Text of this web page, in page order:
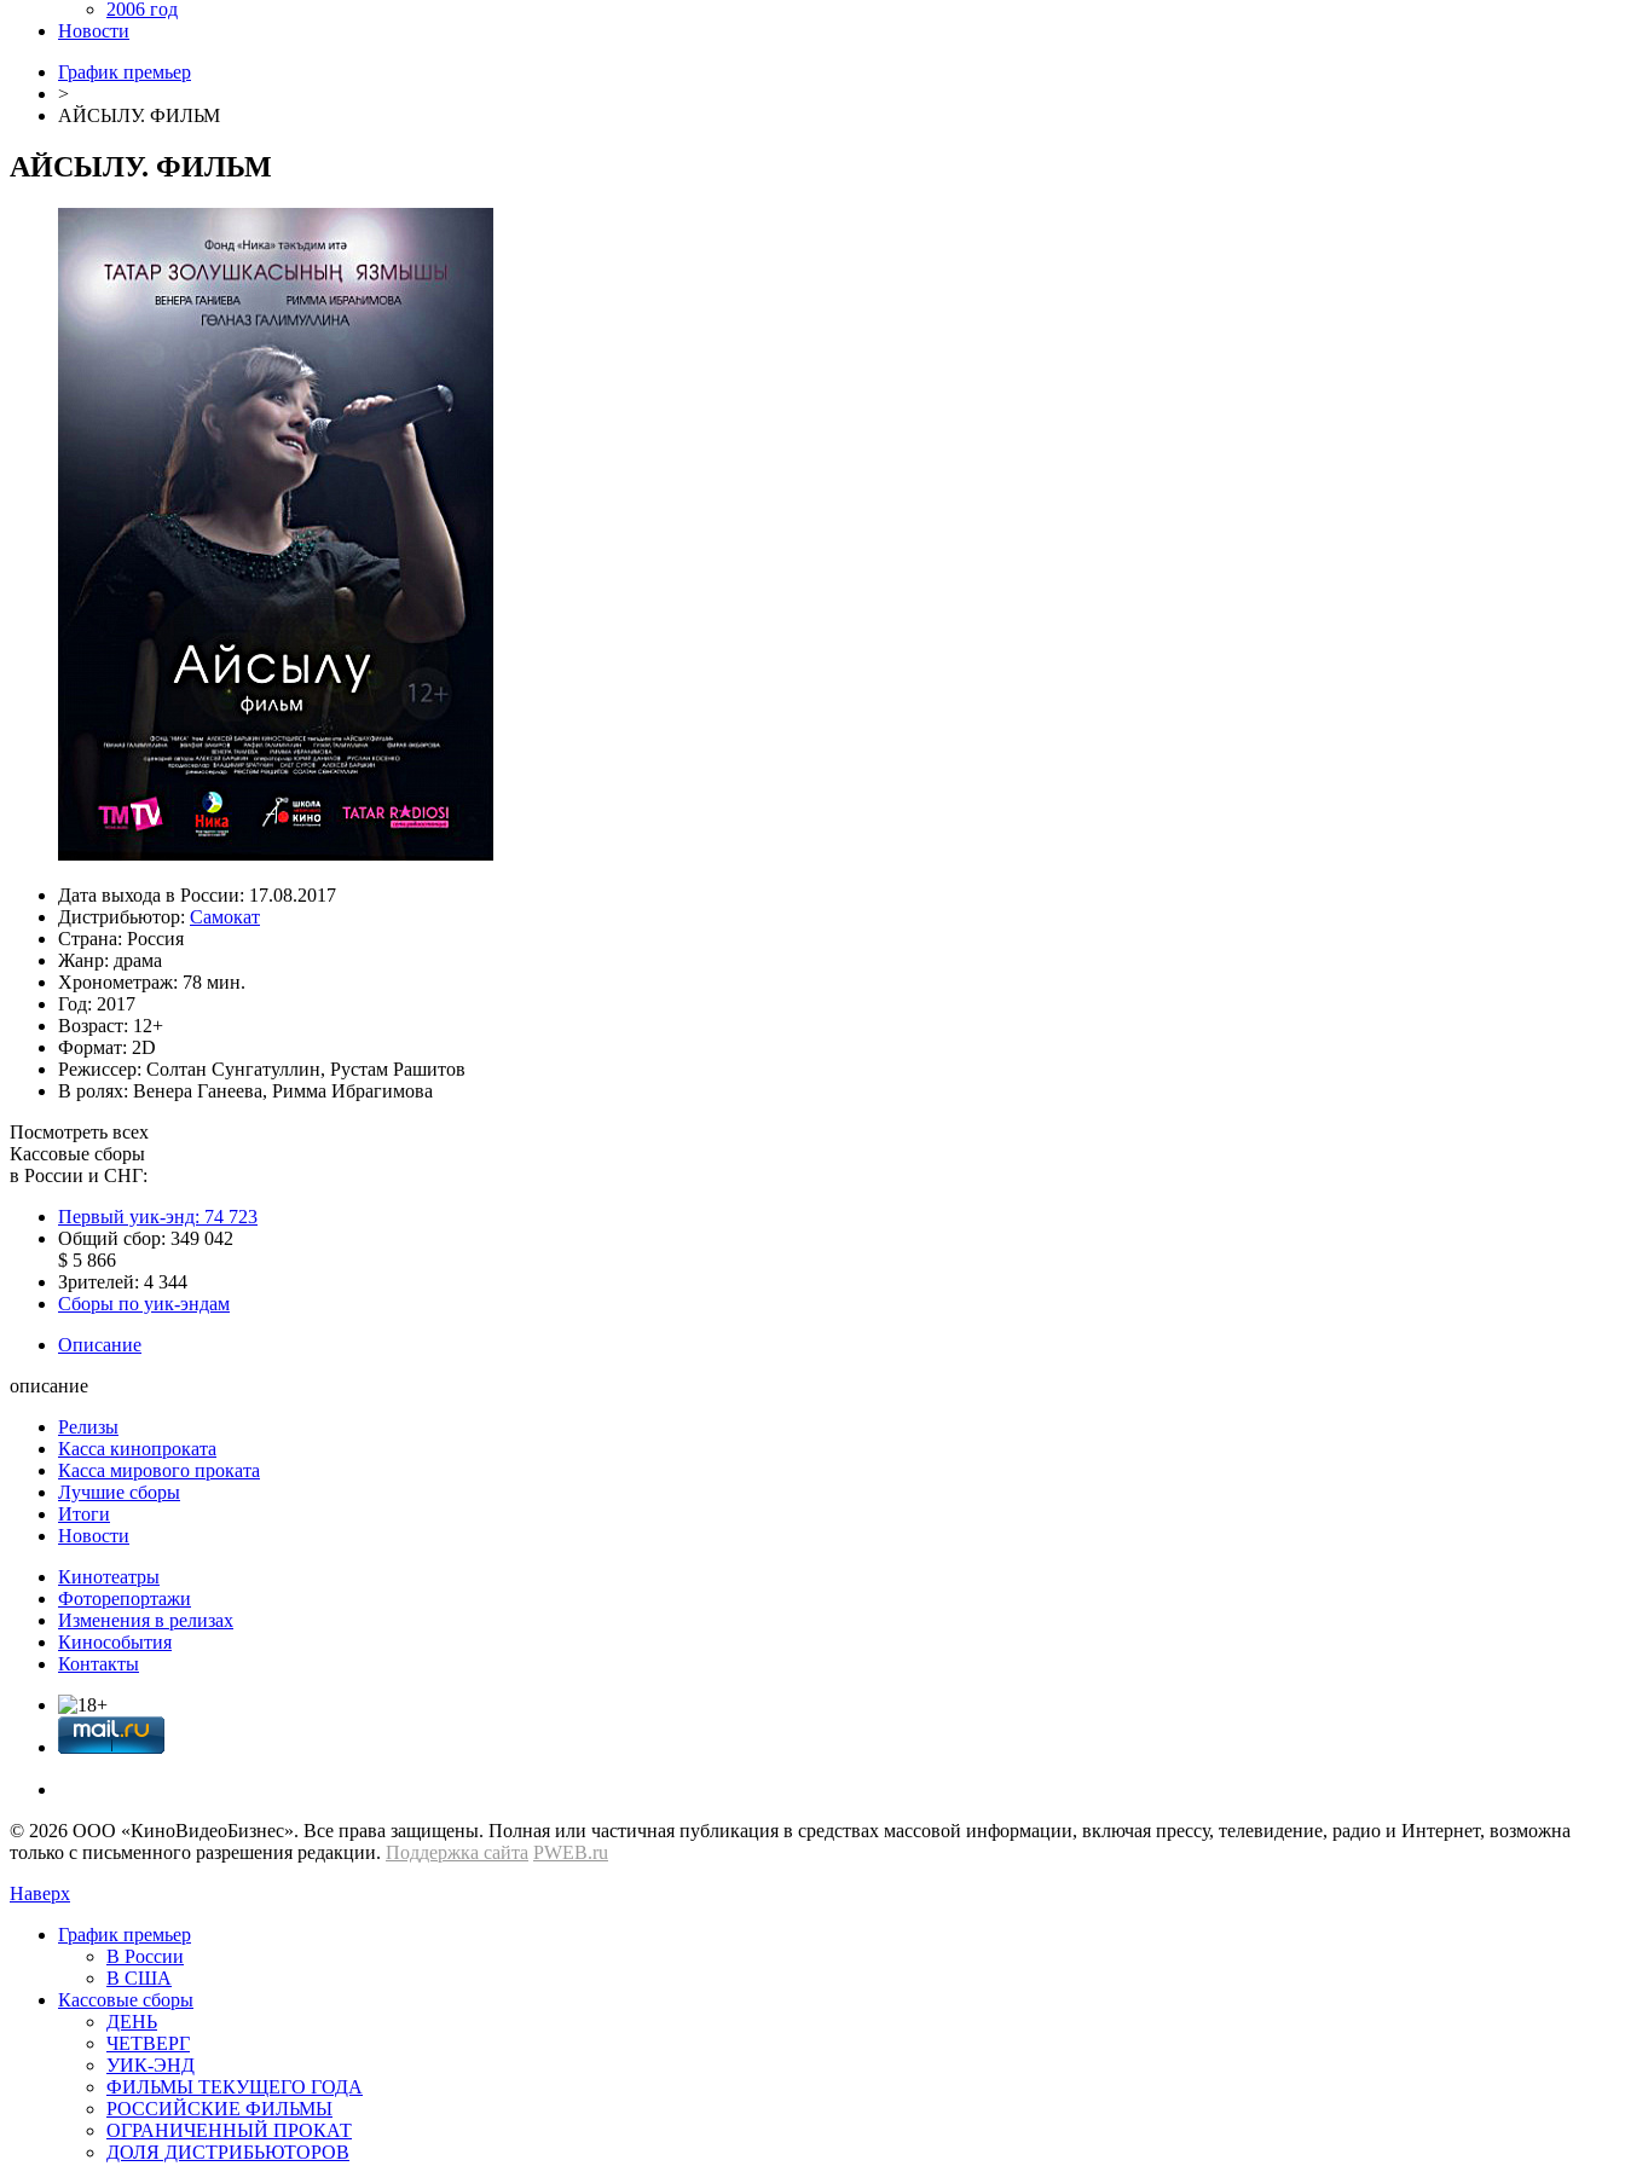
2006 год
Новости
График премьер
>
АЙСЫЛУ. ФИЛЬМ
АЙСЫЛУ. ФИЛЬМ
Дата выхода в России: 17.08.2017
Дистрибьютор: Самокат
Страна: Россия
Жанр: драма
Хронометраж: 78 мин.
Год: 2017
Возраст: 12+
Формат: 2D
Режиссер: Солтан Сунгатуллин, Рустам Рашитов
В ролях: Венера Ганеева, Римма Ибрагимова
Посмотреть всех
Кассовые сборы
в России и СНГ:
Первый уик-энд: 74 723
Общий сбор: 349 042
$ 5 866
Зрителей: 4 344
Сборы по уик-эндам
Описание
описание
Релизы
Касса кинопроката
Касса мирового проката
Лучшие сборы
Итоги
Новости
Кинотеатры
Фоторепортажи
Изменения в релизах
Кинособытия
Контакты
© 2026 OOО «КиноВидеоБизнес». Все права защищены. Полная или частичная публикация в средствах массовой информации, включая прессу, телевидение, радио и Интернет, возможна
только с письменного разрешения редакции. Поддержка сайта PWEB.ru
Наверх
График премьер
В России
В США
Кассовые сборы
ДЕНЬ
ЧЕТВЕРГ
УИК-ЭНД
ФИЛЬМЫ ТЕКУЩЕГО ГОДА
РОССИЙСКИЕ ФИЛЬМЫ
ОГРАНИЧЕННЫЙ ПРОКАТ
ДОЛЯ ДИСТРИБЬЮТОРОВ